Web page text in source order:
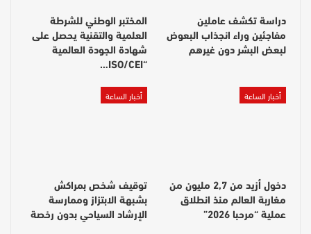
دراسة تكشف عاملين
مفاجئين وراء انجذاب البعوض
لبعض البشر دون غيرهم
المختبر الوطني للشرطة
العلمية والتقنية يحصل على
شهادة الجودة العالمية
“ISO/CEI…
أخبار الساعة
دخول أزيد من 2,7 مليون من
مغاربة العالم منذ انطلاق
عملية “مرحبا 2026”
أخبار الساعة
توقيف شخص بمراكش
بشبهة الابتزاز وممارسة
الإرشاد السياحي بدون رخصة